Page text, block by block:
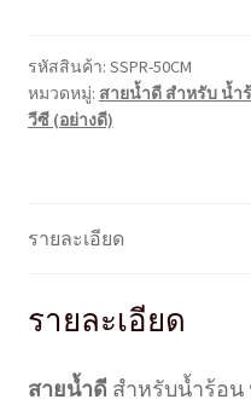
น้ำ
เย็น
ส
พี
ดี
50
รหัสสินค้า: SSPR-50CM
หมวดหมู่: สายน้ำดี สำหรับ น้ำ
วีซี (อย่างดี)
รายละเอียด
รายละเอียด
สายน้ำดี สำหรับน้ำร้อน